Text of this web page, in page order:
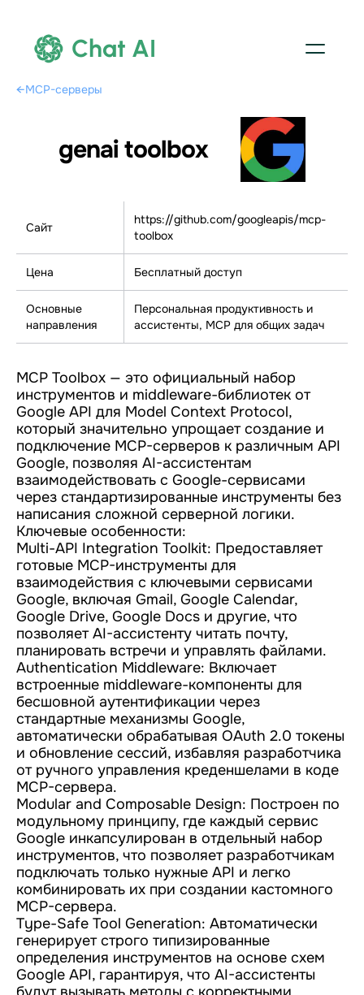
Chat AI
←MCP-серверы
genai toolbox
Сайт
https://github.com/googleapis/mcp-
toolbox
Цена Бесплатный доступ
Основные
направления
Персональная продуктивность и
ассистенты, МСР для общих задач
MCP Toolbox — это официальный набор
инструментов и middleware-библиотек от
Google API для Model Context Protocol,
который значительно упрощает создание и
подключение MCP-серверов к различным API
Google, позволяя AI-ассистентам
взаимодействовать с Google-сервисами
через стандартизированные инструменты без
написания сложной серверной логики.
Ключевые особенности:
Multi-API Integration Toolkit: Предоставляет
готовые MCP-инструменты для
взаимодействия с ключевыми сервисами
Google, включая Gmail, Google Calendar,
Google Drive, Google Docs и другие, что
позволяет AI-ассистенту читать почту,
планировать встречи и управлять файлами.
Authentication Middleware: Включает
встроенные middleware-компоненты для
бесшовной аутентификации через
стандартные механизмы Google,
автоматически обрабатывая OAuth 2.0 токены
и обновление сессий, избавляя разработчика
от ручного управления креденшелами в коде
MCP-сервера.
Modular and Composable Design: Построен по
модульному принципу, где каждый сервис
Google инкапсулирован в отдельный набор
инструментов, что позволяет разработчикам
подключать только нужные API и легко
комбинировать их при создании кастомного
MCP-сервера.
Type-Safe Tool Generation: Автоматически
генерирует строго типизированные
определения инструментов на основе схем
Google API, гарантируя, что AI-ассистенты